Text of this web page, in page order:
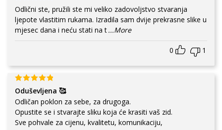
Odlični ste, pružili ste mi veliko zadovoljstvo stvaranja
ljepote vlastitim rukama. Izradila sam dvije prekrasne slike u
mjesec dana i neću stati na t...More
0 1
Oduševljena 🥰
Odličan poklon za sebe, za drugoga.
Opustite se i stvarajte sliku koja će krasiti vaš zid.
Sve pohvale za cijenu, kvalitetu, komunikaciju,